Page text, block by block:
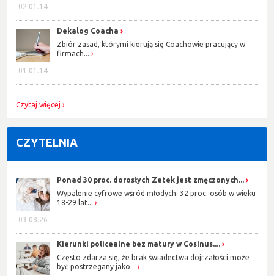
02.01.14
01.01.14
Dekalog Coacha
Zbiór zasad, którymi kierują się Coachowie pracujący w
firmach...
Czytaj więcej
CZYTELNIA
03.08.26
Ponad 30 proc. dorosłych Zetek jest zmęczonych...
Wypalenie cyfrowe wśród młodych. 32 proc. osób w wieku
18-29 lat...
Kierunki policealne bez matury w Cosinus....
Często zdarza się, że brak świadectwa dojrzałości może
być postrzegany jako...